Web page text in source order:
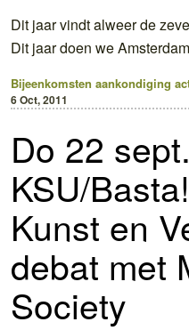
Dit jaar vindt alweer de
Dit jaar doen we
Bijeenkomsten aankondiging
6 Oct, 2011
Do 22
KSU/
Kunst en
debat met
Society